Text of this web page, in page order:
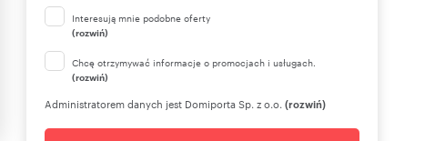
Interesują mnie podobne oferty
(rozwiń)
Chcę otrzymywać informacje o promocjach i usługach.
(rozwiń)
Administratorem danych jest Domiporta Sp. z o.o. (rozwiń)